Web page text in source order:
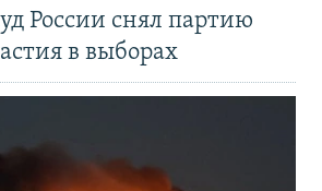
России снял партию
в выборах